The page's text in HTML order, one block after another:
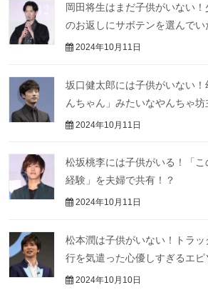
岡田将生はまだ子供がいない
のお返しにサボテンを選んでい
2024年10月11日
坂口健太郎には子供がいない
んちゃん」みたいなやんちゃ坊
2024年10月11日
松坂桃李には子供がいる！「
経験」を夫婦で共有！？
2024年10月11日
松本潤は子供がいない！トラ
行を気遣った心優しすぎるエピ
2024年10月10日